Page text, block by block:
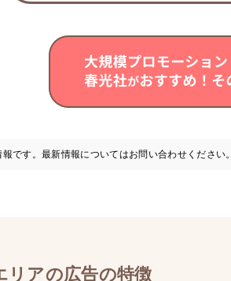
です。最新情報についてはお問い合わせください。
リアの広告の特徴